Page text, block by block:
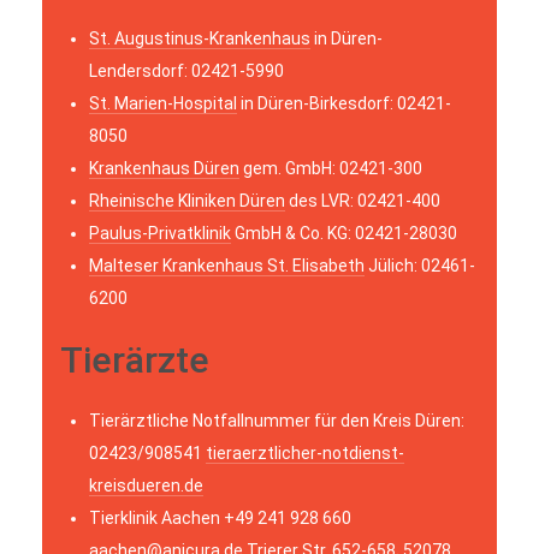
St. Augustinus-Krankenhaus in Düren-
Lendersdorf: 02421-5990
St. Marien-Hospital in Düren-Birkesdorf: 02421-
8050
Krankenhaus Düren gem. GmbH: 02421-300
Rheinische Kliniken Düren des LVR: 02421-400
Paulus-PrivatklinikGmbH & Co. KG: 02421-28030
Malteser Krankenhaus St. Elisabeth Jülich: 02461-
6200
Tierärzte
Tierärztliche Notfallnummer für den Kreis Düren:
02423/908541 tieraerztlicher-notdienst-
kreisdueren.de
Tierklinik Aachen +49 241 928 660
aachen@anicura.de Trierer Str. 652-658, 52078